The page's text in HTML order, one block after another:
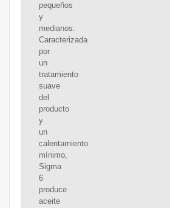
pequeños
y
medianos.
Caracterizada
por
un
tratamiento
suave
del
producto
y
un
calentamiento
mínimo,
Sigma
6
produce
aceite